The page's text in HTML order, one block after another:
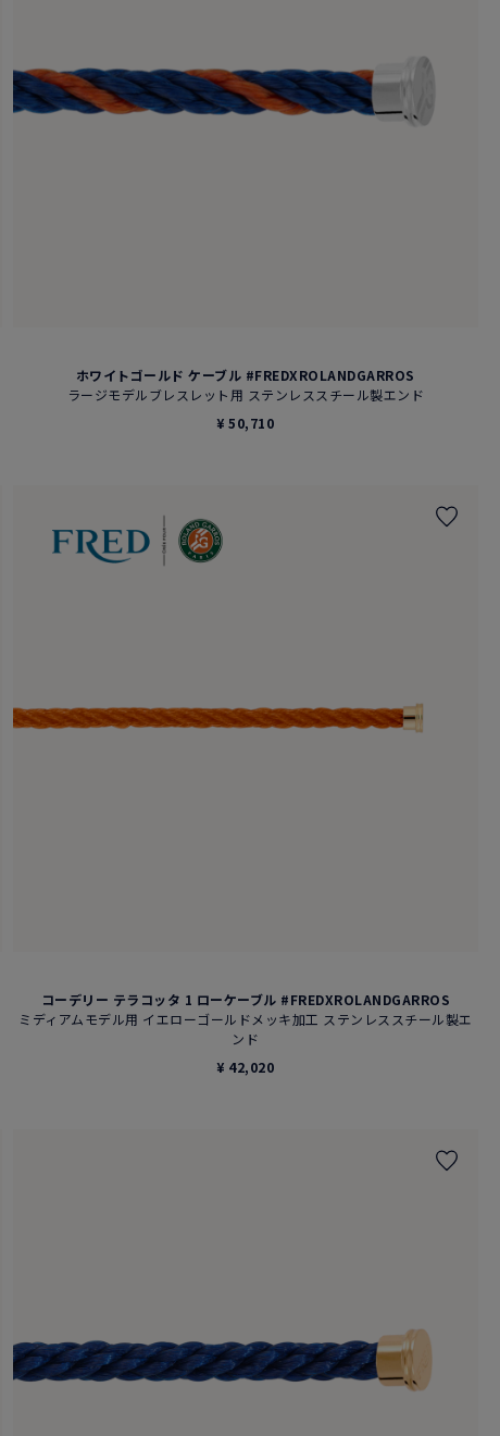
ホワイトゴールド ケーブル #FREDXROLANDGARROS
ラージモデルブレスレット用 ステンレススチール製エンド
¥ 50,710
コーデリー テラコッタ 1 ローケーブル #FREDXROLANDGARROS
ミディアムモデル用 イエローゴールドメッキ加工 ステンレススチール製エ
ンド
¥ 42,020